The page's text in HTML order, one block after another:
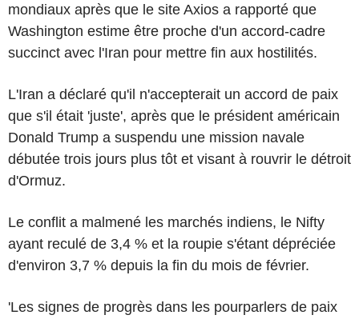
mondiaux après que le site Axios a rapporté que
Washington estime être proche d'un accord-cadre
succinct avec l'Iran pour mettre fin aux hostilités.
L'Iran a déclaré qu'il n'accepterait un accord de paix
que s'il était 'juste', après que le président américain
Donald Trump a suspendu une mission navale
débutée trois jours plus tôt et visant à rouvrir le détroit
d'Ormuz.
Le conflit a malmené les marchés indiens, le Nifty
ayant reculé de 3,4 % et la roupie s'étant dépréciée
d'environ 3,7 % depuis la fin du mois de février.
'Les signes de progrès dans les pourparlers de paix